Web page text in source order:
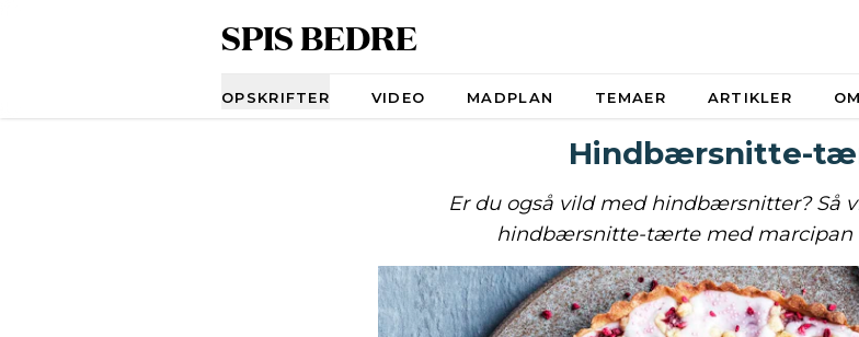
SPIS BEDRE
OPSKRIFTER VIDEO MADPLAN TEMAER ARTIKLER
Hindbærsnitte-
Er du også vild med hindbærsnitter? Så
hindbærsnitte-tærte med marcipan